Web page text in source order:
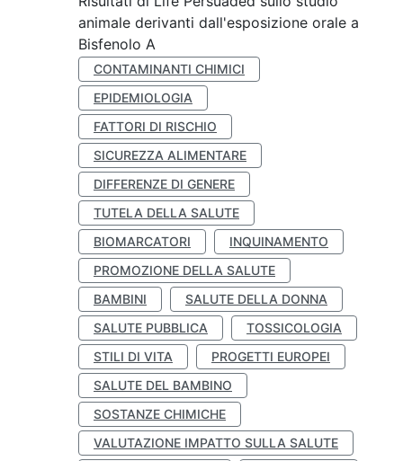
animale derivanti dall'esposizione orale a
Bisfenolo A
CONTAMINANTI CHIMICI
EPIDEMIOLOGIA
FATTORI DI RISCHIO
SICUREZZA ALIMENTARE
DIFFERENZE DI GENERE
TUTELA DELLA SALUTE
BIOMARCATORI
INQUINAMENTO
PROMOZIONE DELLA SALUTE
BAMBINI
SALUTE DELLA DONNA
SALUTE PUBBLICA
TOSSICOLOGIA
STILI DI VITA
PROGETTI EUROPEI
SALUTE DEL BAMBINO
SOSTANZE CHIMICHE
VALUTAZIONE IMPATTO SULLA SALUTE